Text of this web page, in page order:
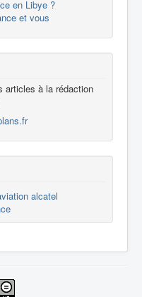
en Libye ?
et vous
articles à la rédaction
alcatel